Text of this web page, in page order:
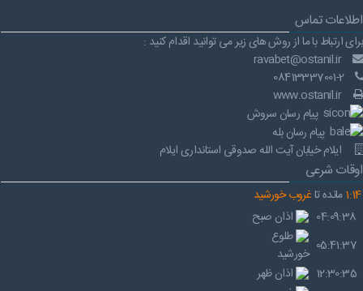
اطلاعات تماس
برای ارتباط با ما از روش های زیر می توانید اقدام کنید :
ravabet@ostanil.ir
www.ostanil.ir
پیام رسان سروش
پیام رسان بله
ایلام خیابان آیت الله صدوقی استانداری ایلام
اوقات شرعی
1:14 مانده تاغروب خورشید
04:09:38
اذان صبح
05:41:37
طلوع
خورشید
12:30:35
اذان ظهر